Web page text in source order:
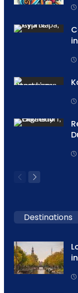
Destinations